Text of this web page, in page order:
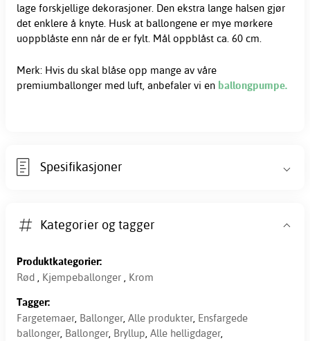
lage forskjellige dekorasjoner. Den ekstra lange halsen gjør
det enklere å knyte. Husk at ballongene er mye mørkere
uoppblåste enn når de er fylt. Mål oppblåst ca. 60 cm.
Merk: Hvis du skal blåse opp mange av våre
premiumballonger med luft, anbefaler vi en ballongpumpe.
Spesifikasjoner
Kategorier og tagger
Produktkategorier:
Rød , Kjempeballonger , Krom
Tagger:
Fargetemaer, Ballonger, Alle produkter, Ensfargede
ballonger, Ballonger, Bryllup, Alle helligdager,